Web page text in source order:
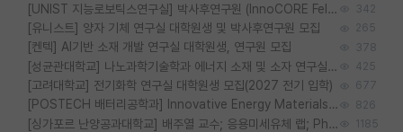
[UNIST 지능로보틱스연구실] 박사후연구원 (InnoCORE Fellow) 모집 공고 342
[유니스트] 양자 기체 연구실 대학원생 및 박사후연구원 모집 265
[켄텍] AI기반 소재 개발 연구실 대학원생, 연구원 모집 378
[성균관대학교] 나노과학기술학과 에너지 소재 및 소자 연구실 대학원생 모집 425
[고려대학교] 전기화학 연구실 대학원생 모집(2027 전기 입학) 677
[POSTECH 배터리공학과] Innovative Energy Materials Lab 대학원생 모집 (특성화대학원) 826
[싱가포르 난양공과대학교] 배주열 교수; 응용미세유체 랩; PhD/Postdoc/Visiting 모집 1185